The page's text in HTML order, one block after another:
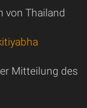
von Thailand
Mitteilung des